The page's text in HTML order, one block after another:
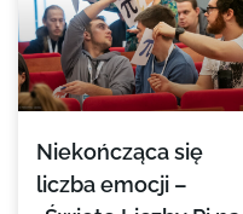
Niekończąca się
liczba emocji –